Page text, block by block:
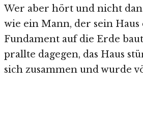
Wer aber hört und nicht
wie ein Mann, der sein Haus
Fundament auf die Erde
prallte dagegen, das Haus
sich zusammen und wurde